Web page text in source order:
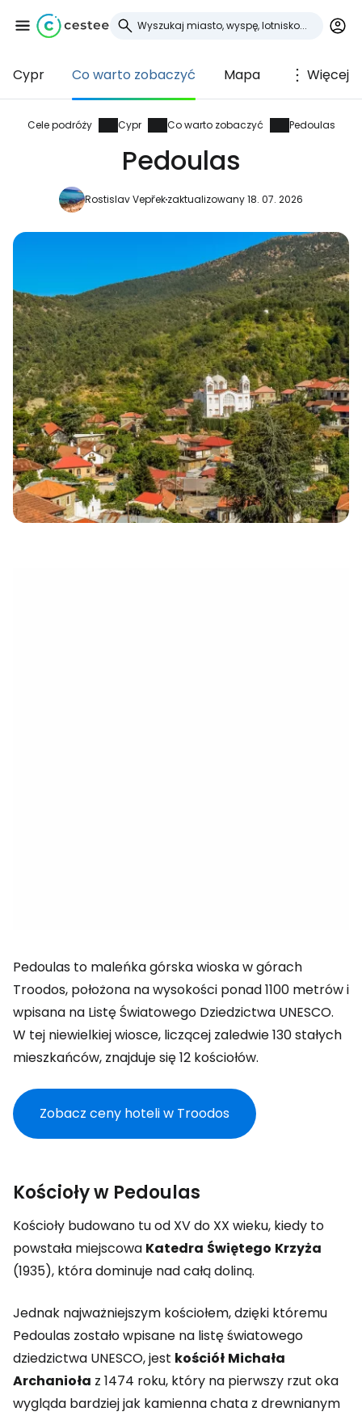
Cypr Co warto zobaczyć Mapa Więcej
Cele podróży Cypr Co warto zobaczyć Pedoulas
Pedoulas
Rostislav Vepřekzaktualizowany 18. 07. 2026
Pedoulas to maleńka górska wioska w górach
Troodos, położona na wysokości ponad 1100 metrów i
wpisana na Listę Światowego Dziedzictwa UNESCO.
W tej niewielkiej wiosce, liczącej zaledwie 130 stałych
mieszkańców, znajduje się 12 kościołów.
Zobacz ceny hoteli w Troodos
Kościoły w Pedoulas
Kościoły budowano tu od XV do XX wieku, kiedy to
powstała miejscowa Katedra Świętego Krzyża
(1935), która dominuje nad całą doliną.
Jednak najważniejszym kościołem, dzięki któremu
Pedoulas zostało wpisane na listę światowego
dziedzictwa UNESCO, jest kościół Michała
Archanioła z 1474 roku, który na pierwszy rzut oka
wygląda bardziej jak kamienna chata z drewnianym
Zaloguj się do
Cestee
... światowej społeczności podróżniczej
Kontynuuj z Facebookiem
Kontynuuj z e-mailem